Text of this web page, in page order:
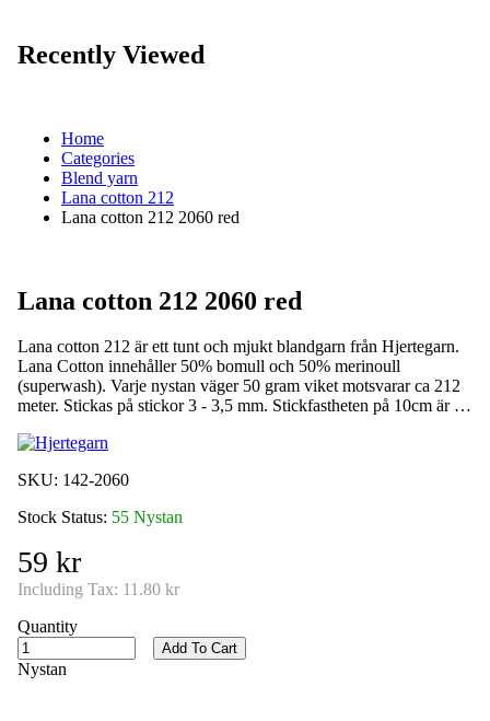
Recently Viewed
Home
Categories
Blend yarn
Lana cotton 212
Lana cotton 212 2060 red
Lana cotton 212 2060 red
Lana cotton 212 är ett tunt och mjukt blandgarn från Hjertegarn.
Lana Cotton innehåller 50% bomull och 50% merinoull
(superwash). Varje nystan väger 50 gram viket motsvarar ca 212
meter. Stickas på stickor 3 - 3,5 mm. Stickfastheten på 10cm är …
SKU: 142-2060
Stock Status: 55 Nystan
59 kr
Including Tax: 11.80 kr
Quantity
Nystan
Add To Cart